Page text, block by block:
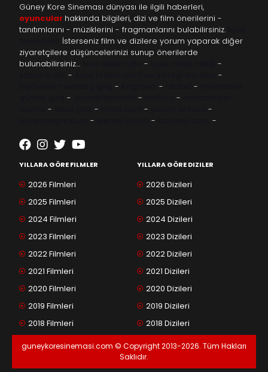
Güney Kore Sineması dünyası ile ilgili haberleri,
oyuncular hakkında bilgileri, dizi ve film önerilerini -
tanıtımlarını - müziklerini - fragmanlarını bulabilirsiniz.
İsterseniz film ve dizilere yorum yaparak diğer
ziyaretçilere düşüncelerinizi sunup önerilerde
bulunabilirsiniz…
-
-
-
-
- - -
- - -
- - -
-
- - -
YILLARA GÖRE FILMLER
2026 Filmleri
2025 Filmleri
2024 Filmleri
2023 Filmleri
2022 Filmleri
2021 Filmleri
2020 Filmleri
2019 Filmleri
2018 Filmleri
YILLARA GÖRE DIZILER
2026 Dizileri
2025 Dizileri
2024 Dizileri
2023 Dizileri
2022 Dizileri
2021 Dizileri
2020 Dizileri
2019 Dizileri
2018 Dizileri
guneykoresinemasi.com © Copyright 2013-2026. Tüm Hakları
Saklıdır.